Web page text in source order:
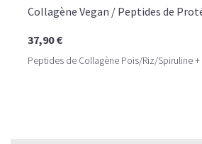
Collagène Vegan / Peptides de
37,90 €
Peptides de Collagène Pois/Riz/Spiruline